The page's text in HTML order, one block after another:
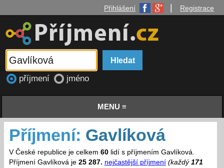
Přihlášení Registrace
příjmení jméno
MENU ≡
Příjmení: Gavlíková
V České republice je celkem 60lidí s příjmením Gavlíková.
Příjmení Gavlíková je 25 287. nejčastější příjmení (každý 171